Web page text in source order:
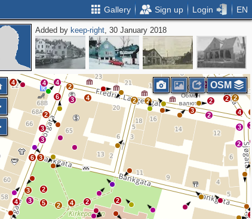
Gallery Sign up Login EN
Added by keep-right, 30 January 2018
4
5
4
3
6 3
4
6
4
2
3
3
3 4
2
3
2 4 2 2
2
3
4
2 2
2
2
2
2
3
2
2
2
2
OSM